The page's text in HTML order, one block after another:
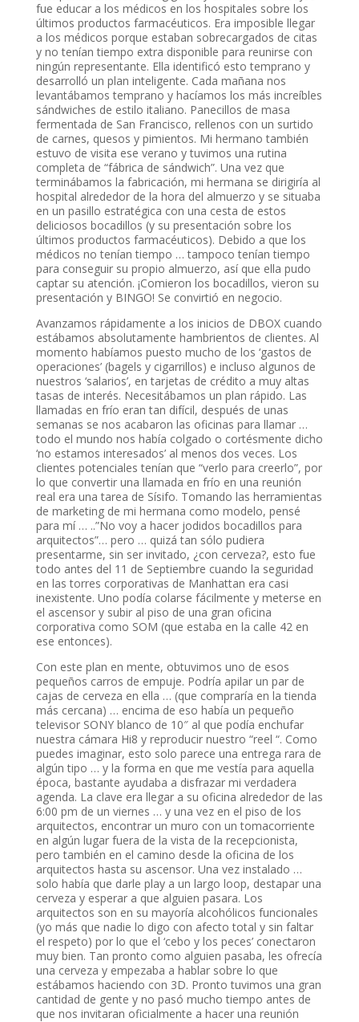
fue educar a los médicos en los hospitales sobre los
últimos productos farmacéuticos. Era imposible llegar
a los médicos porque estaban sobrecargados de citas
y no tenían tiempo extra disponible para reunirse con
ningún representante. Ella identificó esto temprano y
desarrolló un plan inteligente. Cada mañana nos
levantábamos temprano y hacíamos los más increíbles
sándwiches de estilo italiano. Panecillos de masa
fermentada de San Francisco, rellenos con un surtido
de carnes, quesos y pimientos. Mi hermano también
estuvo de visita ese verano y tuvimos una rutina
completa de “fábrica de sándwich”. Una vez que
terminábamos la fabricación, mi hermana se dirigiría al
hospital alrededor de la hora del almuerzo y se situaba
en un pasillo estratégica con una cesta de estos
deliciosos bocadillos (y su presentación sobre los
últimos productos farmacéuticos). Debido a que los
médicos no tenían tiempo … tampoco tenían tiempo
para conseguir su propio almuerzo, así que ella pudo
captar su atención. ¡Comieron los bocadillos, vieron su
presentación y BINGO! Se convirtió en negocio.
Avanzamos rápidamente a los inicios de DBOX cuando
estábamos absolutamente hambrientos de clientes. Al
momento habíamos puesto mucho de los ‘gastos de
operaciones’ (bagels y cigarrillos) e incluso algunos de
nuestros ‘salarios’, en tarjetas de crédito a muy altas
tasas de interés. Necesitábamos un plan rápido. Las
llamadas en frío eran tan difícil, después de unas
semanas se nos acabaron las oficinas para llamar …
todo el mundo nos había colgado o cortésmente dicho
‘no estamos interesados’ al menos dos veces. Los
clientes potenciales tenían que “verlo para creerlo”, por
lo que convertir una llamada en frío en una reunión
real era una tarea de Sísifo. Tomando las herramientas
de marketing de mi hermana como modelo, pensé
para mí … ..”No voy a hacer jodidos bocadillos para
arquitectos”… pero … quizá tan sólo pudiera
presentarme, sin ser invitado, ¿con cerveza?, esto fue
todo antes del 11 de Septiembre cuando la seguridad
en las torres corporativas de Manhattan era casi
inexistente. Uno podía colarse fácilmente y meterse en
el ascensor y subir al piso de una gran oficina
corporativa como SOM (que estaba en la calle 42 en
ese entonces).
Con este plan en mente, obtuvimos uno de esos
pequeños carros de empuje. Podría apilar un par de
cajas de cerveza en ella … (que compraría en la tienda
más cercana) … encima de eso había un pequeño
televisor SONY blanco de 10″ al que podía enchufar
nuestra cámara Hi8 y reproducir nuestro “reel “. Como
puedes imaginar, esto solo parece una entrega rara de
algún tipo … y la forma en que me vestía para aquella
época, bastante ayudaba a disfrazar mi verdadera
agenda. La clave era llegar a su oficina alrededor de las
6:00 pm de un viernes … y una vez en el piso de los
arquitectos, encontrar un muro con un tomacorriente
en algún lugar fuera de la vista de la recepcionista,
pero también en el camino desde la oficina de los
arquitectos hasta su ascensor. Una vez instalado …
solo había que darle play a un largo loop, destapar una
cerveza y esperar a que alguien pasara. Los
arquitectos son en su mayoría alcohólicos funcionales
(yo más que nadie lo digo con afecto total y sin faltar
el respeto) por lo que el ‘cebo y los peces’ conectaron
muy bien. Tan pronto como alguien pasaba, les ofrecía
una cerveza y empezaba a hablar sobre lo que
estábamos haciendo con 3D. Pronto tuvimos una gran
cantidad de gente y no pasó mucho tiempo antes de
que nos invitaran oficialmente a hacer una reunión